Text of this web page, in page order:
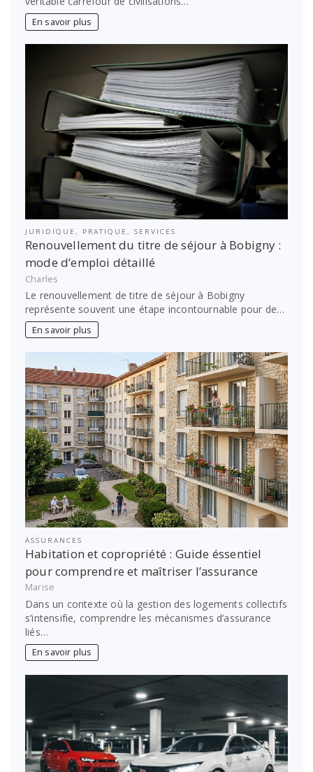
En savoir plus
JURIDIQUE , PRATIQUE,SERVICES
Renouvellement du titre de séjour à Bobigny :
mode d’emploi détaillé
Charles
Le renouvellement de titre de séjour à Bobigny
représente souvent une étape incontournable pour de…
En savoir plus
ASSURANCES
Habitation et copropriété : Guide éssentiel
pour comprendre et maîtriser l’assurance
Marise
Dans un contexte où la gestion des logements collectifs
s’intensifie, comprendre les mécanismes d’assurance
liés…
En savoir plus